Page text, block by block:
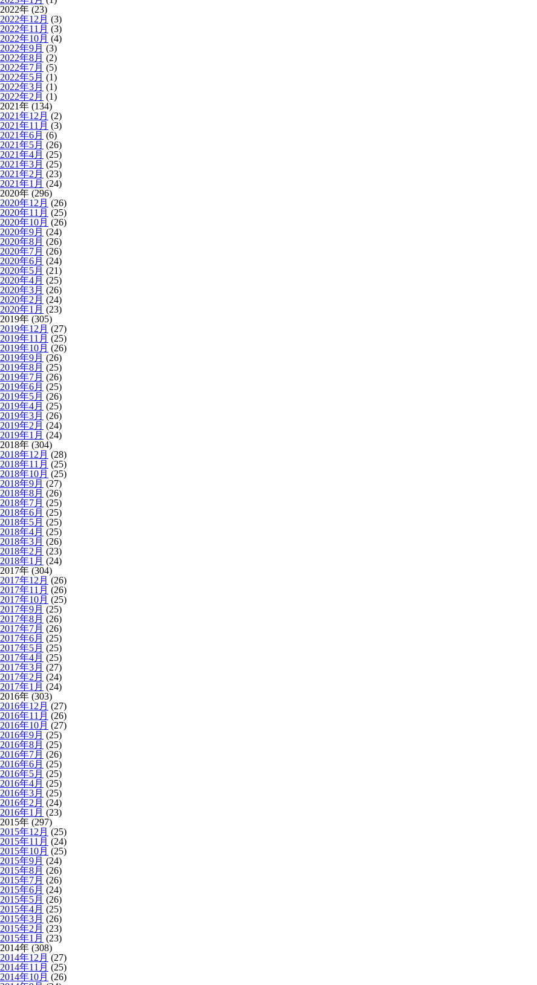
2022年 (23)
2022年12月 (3)
2022年11月 (3)
2022年10月 (4)
2022年9月 (3)
2022年8月 (2)
2022年7月 (5)
2022年5月 (1)
2022年3月 (1)
2022年2月 (1)
2021年 (134)
2021年12月 (2)
2021年11月 (3)
2021年6月 (6)
2021年5月 (26)
2021年4月 (25)
2021年3月 (25)
2021年2月 (23)
2021年1月 (24)
2020年 (296)
2020年12月 (26)
2020年11月 (25)
2020年10月 (26)
2020年9月 (24)
2020年8月 (26)
2020年7月 (26)
2020年6月 (24)
2020年5月 (21)
2020年4月 (25)
2020年3月 (26)
2020年2月 (24)
2020年1月 (23)
2019年 (305)
2019年12月 (27)
2019年11月 (25)
2019年10月 (26)
2019年9月 (26)
2019年8月 (25)
2019年7月 (26)
2019年6月 (25)
2019年5月 (26)
2019年4月 (25)
2019年3月 (26)
2019年2月 (24)
2019年1月 (24)
2018年 (304)
2018年12月 (28)
2018年11月 (25)
2018年10月 (25)
2018年9月 (27)
2018年8月 (26)
2018年7月 (25)
2018年6月 (25)
2018年5月 (25)
2018年4月 (25)
2018年3月 (26)
2018年2月 (23)
2018年1月 (24)
2017年 (304)
2017年12月 (26)
2017年11月 (26)
2017年10月 (25)
2017年9月 (25)
2017年8月 (26)
2017年7月 (26)
2017年6月 (25)
2017年5月 (25)
2017年4月 (25)
2017年3月 (27)
2017年2月 (24)
2017年1月 (24)
2016年 (303)
2016年12月 (27)
2016年11月 (26)
2016年10月 (27)
2016年9月 (25)
2016年8月 (25)
2016年7月 (26)
2016年6月 (25)
2016年5月 (25)
2016年4月 (25)
2016年3月 (25)
2016年2月 (24)
2016年1月 (23)
2015年 (297)
2015年12月 (25)
2015年11月 (24)
2015年10月 (25)
2015年9月 (24)
2015年8月 (26)
2015年7月 (26)
2015年6月 (24)
2015年5月 (26)
2015年4月 (25)
2015年3月 (26)
2015年2月 (23)
2015年1月 (23)
2014年 (308)
2014年12月 (27)
2014年11月 (25)
2014年10月 (26)